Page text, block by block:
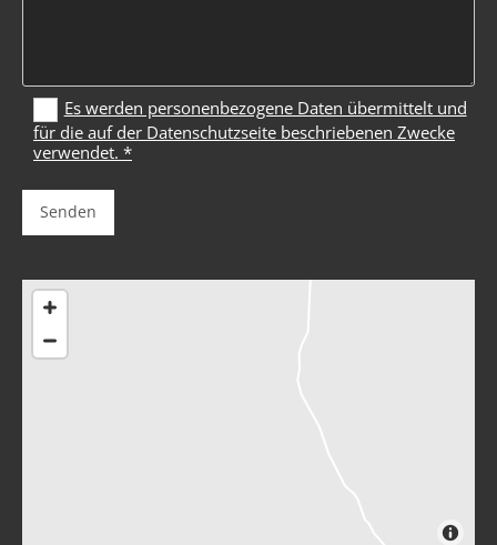
Es werden personenbezogene Daten übermittelt und
für die auf der Datenschutzseite beschriebenen Zwecke
verwendet. *